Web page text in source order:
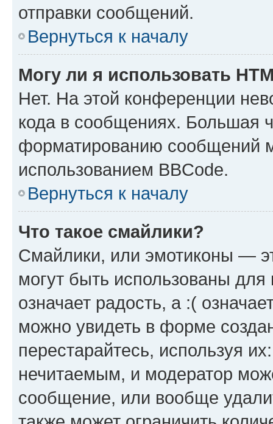
отправки сообщений.
Вернуться к началу
Могу ли я использовать
Нет. На этой конференции
кода в сообщениях. Большая
форматированию сообщений
использованием BBCode.
Вернуться к началу
Что такое смайлики?
Смайлики, или эмотиконы —
могут быть использованы
означает радость, а :(
можно увидеть в форме
перестарайтесь, используя
нечитаемым, и модератор
сообщение, или вообще